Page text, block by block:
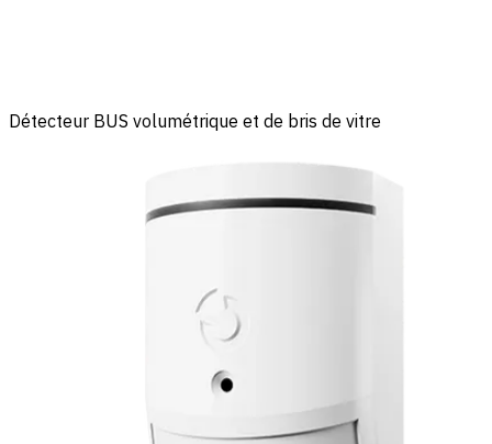
Détecteur BUS volumétrique et de bris de vitre